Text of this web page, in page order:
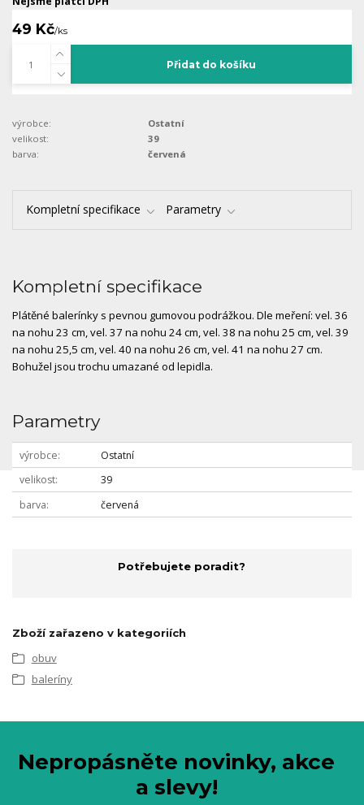
49 Kč/ks
Přidat do košíku
výrobce:
Ostatní
velikost:
39
barva:
červená
Kompletní specifikace Parametry
Kompletní specifikace
Plátěné balerínky s pevnou gumovou podrážkou. Dle meření: vel. 36
na nohu 23 cm, vel. 37 na nohu 24 cm, vel. 38 na nohu 25 cm, vel. 39
na nohu 25,5 cm, vel. 40 na nohu 26 cm, vel. 41 na nohu 27 cm.
Bohužel jsou trochu umazané od lepidla.
Parametry
výrobce
Ostatní
velikost
39
barva
červená
Potřebujete poradit?
Zboží zařazeno v kategoriích
obuv
baleríny
Nepropásněte novinky, akce
a slevy!